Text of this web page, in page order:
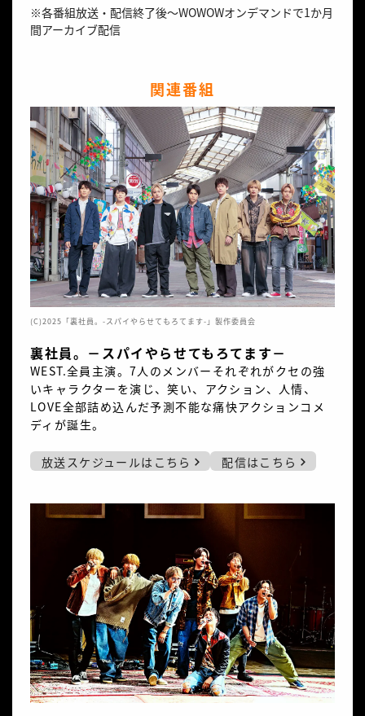
※各番組放送・配信終了後～WOWOWオンデマンドで1か月
間アーカイブ配信
関連番組
(C)2025「裏社員。-スパイやらせてもろてます-」製作委員会
裏社員。－スパイやらせてもろてます－
WEST.全員主演。7人のメンバーそれぞれがクセの強
いキャラクターを演じ、笑い、アクション、人情、
LOVE全部詰め込んだ予測不能な痛快アクションコメ
ディが誕生。
放送スケジュールはこちら 配信はこちら